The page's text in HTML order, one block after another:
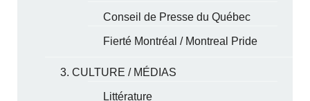
Conseil de Presse du Québec
Fierté Montréal / Montreal Pride
3. CULTURE / MÉDIAS
Littérature